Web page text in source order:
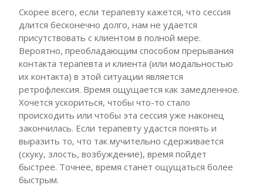
Скорее всего, если терапевту кажется, что сессия
длится бесконечно долго, нам не удается
присутствовать с клиентом в полной мере.
Вероятно, преобладающим способом прерывания
контакта терапевта и клиента (или модальностью
их контакта) в этой ситуации является
ретрофлексия. Время ощущается как замедленное.
Хочется ускориться, чтобы что-то стало
происходить или чтобы эта сессия уже наконец
закончилась. Если терапевту удастся понять и
выразить то, что так мучительно сдерживается
(скуку, злость, возбуждение), время пойдет
быстрее. Точнее, время станет ощущаться более
быстрым.